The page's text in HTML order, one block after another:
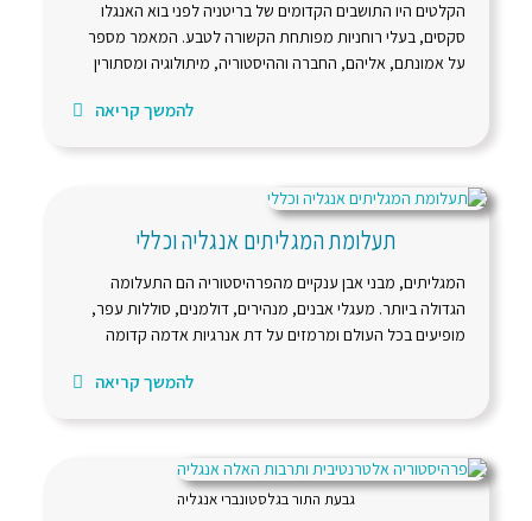
הקלטים היו התושבים הקדומים של בריטניה לפני בוא האנגלו
סקסים, בעלי רוחניות מפותחת הקשורה לטבע. המאמר מספר
על אמונתם, אליהם, החברה וההיסטוריה, מיתולוגיה ומסתורין
להמשך קריאה
תעלומת המגליתים אנגליה וכללי
המגליתים, מבני אבן ענקיים מהפרהיסטוריה הם התעלומה
הגדולה ביותר. מעגלי אבנים, מנהירים, דולמנים, סוללות עפר,
מופיעים בכל העולם ומרמזים על דת אנרגיות אדמה קדומה
להמשך קריאה
גבעת התור בגלסטונברי אנגליה